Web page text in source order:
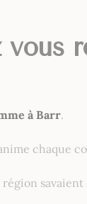
à Barr.
chaque
savaient